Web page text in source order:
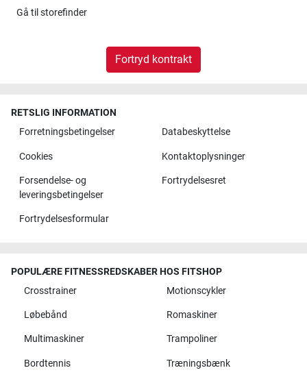
Gå til storefinder
Fortryd kontrakt
RETSLIG INFORMATION
Forretningsbetingelser
Databeskyttelse
Cookies Kontaktoplysninger
Forsendelse- og
leveringsbetingelser
Fortrydelsesret
Fortrydelsesformular
POPULÆRE FITNESSREDSKABER HOS FITSHOP
Crosstrainer
Motionscykler
Løbebånd Romaskiner
Multimaskiner Trampoliner
Bordtennis Træningsbænk